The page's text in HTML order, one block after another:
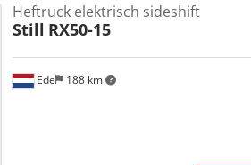
bericht of bel ons. Crodpfsyup Avsx
Ede 188 km
Heftruck elektrisch sideshift
Still RX50-15